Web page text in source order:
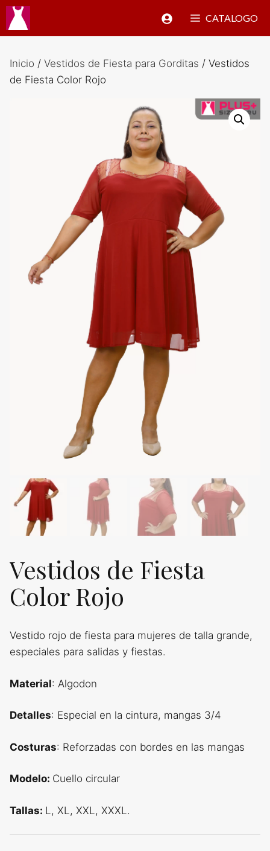
Saltar
contenido
CATALOGO
Inicio / Vestidos de Fiesta para Gorditas / Vestidos
de Fiesta Color Rojo
Vestidos de Fiesta
Color Rojo
Vestido rojo de fiesta para mujeres de talla grande,
especiales para salidas y fiestas.
Material: Algodon
Detalles: Especial en la cintura, mangas 3/4
Costuras: Reforzadas con bordes en las mangas
Modelo: Cuello circular
Tallas: L, XL, XXL, XXXL.